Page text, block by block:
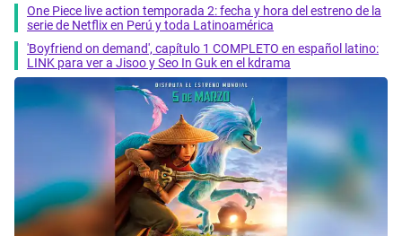
One Piece live action temporada 2: fecha y hora del estreno de la
serie de Netflix en Perú y toda Latinoamérica
'Boyfriend on demand', capítulo 1 COMPLETO en español latino:
LINK para ver a Jisoo y Seo In Guk en el kdrama